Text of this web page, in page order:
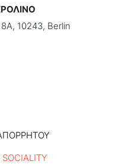
10243, Berlin
SOCIALITY